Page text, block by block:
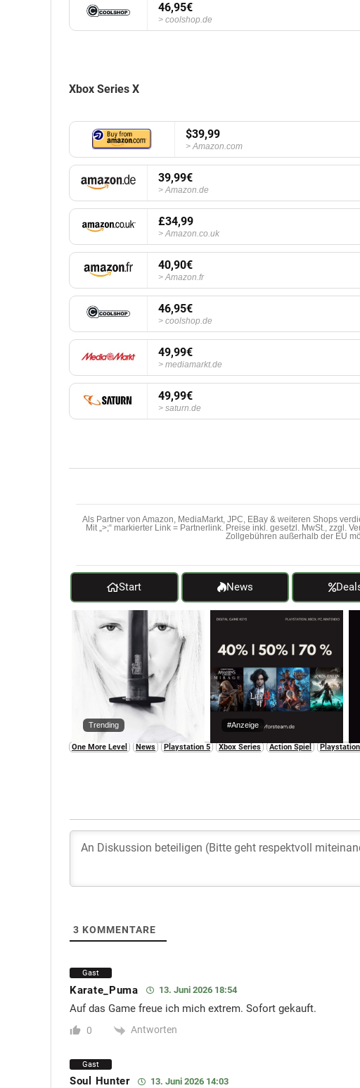
46,95€
coolshop.de
Xbox Series X
$39,99
Amazon.com
39,99€
Amazon.de
£34,99
Amazon.co.uk
40,90€
Amazon.fr
46,95€
coolshop.de
49,99€
mediamarkt.de
49,99€
saturn.de
Als Partner von Amazon, MediaMarkt, JPC, EBay & weiteren Shops
Mit „>;“ markierter Link = Partnerlink. Preise inkl. gesetzl. MwSt., zzgl.
Zollgebühren außerhalb der EU
Start News
Trending #Anzeige
One More Level News Playstation 5 Xbox Series Action Spiel Playstation
3 KOMMENTARE
Gast
Karate_Puma 13. Juni 2026 18:54
Auf das Game freue ich mich extrem. Sofort gekauft.
0 Antworten
Gast
Soul Hunter 13. Juni 2026 14:03